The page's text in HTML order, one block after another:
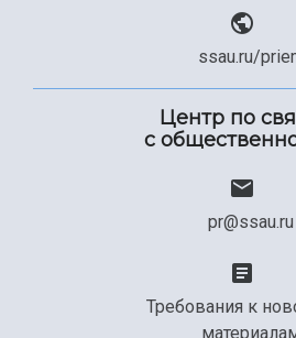
ssau.ru/
Центр по
с
pr@ssau.ru
Требования к